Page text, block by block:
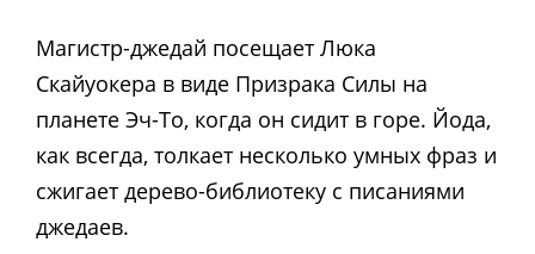
Магистр-джедай посещает Люка
Скайуокера в виде Призрака Силы на
планете Эч-То, когда он сидит в горе. Йода,
как всегда, толкает несколько умных фраз и
сжигает дерево-библиотеку с писаниями
джедаев.